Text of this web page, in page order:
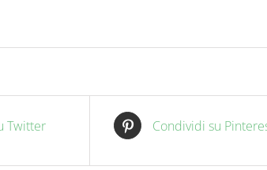
Twitter Condividi su